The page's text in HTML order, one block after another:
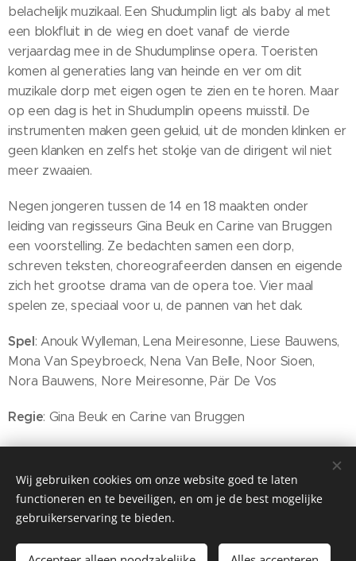
belachelijk muzikaal. Een Shudumplin ligt als baby al met
een blokfluit in de wieg en doet vanaf de vierde
verjaardag mee in de Shudumplinse opera. Toeristen
komen al generaties lang van heinde en ver om dit
muzikale dorp met eigen ogen te zien en te horen. Maar
op een dag is het in Shudumplin opeens muisstil. De
instrumenten maken geen geluid, uit de monden klinken er
geen klanken en zelfs het stokje van de dirigent wil niet
meer zwaaien.
Negen jongeren tussen de 14 en 18 maakten onder
leiding van regisseurs Gina Beuk en Carine van Bruggen
een voorstelling. Ze bedachten samen een dorp,
schreven teksten, choreografeerden dansen en eigende
zich het grootse drama van de opera toe. Vier maal
spelen ze, speciaal voor u, de pannen van het dak.
Spel: Anouk Wylleman, Lena Meiresonne, Liese Bauwens,
Mona Van Speybroeck, Nena Van Belle, Noor Sioen,
Nora Bauwens, Nore Meiresonne, Pär De Vos
Regie: Gina Beuk en Carine van Bruggen
info@wildTgroei.be ©2021 wildTgroei
Wij gebruiken cookies om onze website goed te laten
functioneren en te beveiligen, en om je de best mogelijke
gebruikerservaring te bieden.